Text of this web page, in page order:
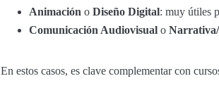
Animación o Diseño Digital: muy útiles
Comunicación Audiovisual o
En estos casos, es clave complementar con